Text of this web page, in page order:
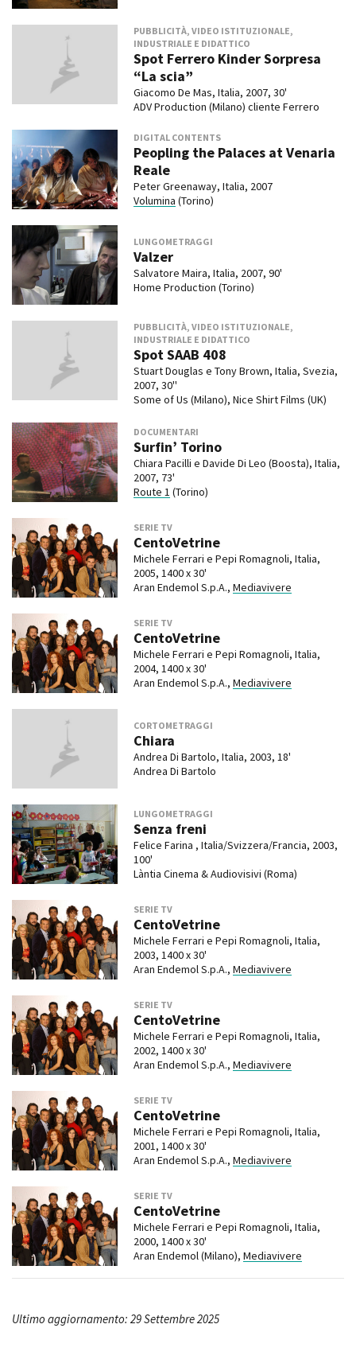
PUBBLICITÀ, VIDEO ISTITUZIONALE,
INDUSTRIALE E DIDATTICO
Spot Ferrero Kinder Sorpresa
“La scia”
Giacomo De Mas, Italia, 2007, 30'
ADV Production (Milano) cliente Ferrero
DIGITAL CONTENTS
Peopling the Palaces at Venaria
Reale
Peter Greenaway, Italia, 2007
Volumina (Torino)
LUNGOMETRAGGI
Valzer
Salvatore Maira, Italia, 2007, 90'
Home Production (Torino)
PUBBLICITÀ, VIDEO ISTITUZIONALE,
INDUSTRIALE E DIDATTICO
Spot SAAB 408
Stuart Douglas e Tony Brown, Italia, Svezia,
2007, 30''
Some of Us (Milano), Nice Shirt Films (UK)
DOCUMENTARI
Surfin’ Torino
Chiara Pacilli e Davide Di Leo (Boosta), Italia,
2007, 73'
Route 1 (Torino)
SERIE TV
CentoVetrine
Michele Ferrari e Pepi Romagnoli, Italia,
2005, 1400 x 30'
Aran Endemol S.p.A., Mediavivere
SERIE TV
CentoVetrine
Michele Ferrari e Pepi Romagnoli, Italia,
2004, 1400 x 30'
Aran Endemol S.p.A., Mediavivere
CORTOMETRAGGI
Chiara
Andrea Di Bartolo, Italia, 2003, 18'
Andrea Di Bartolo
LUNGOMETRAGGI
Senza freni
Felice Farina , Italia/Svizzera/Francia, 2003,
100'
Làntia Cinema & Audiovisivi (Roma)
SERIE TV
CentoVetrine
Michele Ferrari e Pepi Romagnoli, Italia,
2003, 1400 x 30'
Aran Endemol S.p.A., Mediavivere
SERIE TV
CentoVetrine
Michele Ferrari e Pepi Romagnoli, Italia,
2002, 1400 x 30'
Aran Endemol S.p.A., Mediavivere
SERIE TV
CentoVetrine
Michele Ferrari e Pepi Romagnoli, Italia,
2001, 1400 x 30'
Aran Endemol S.p.A., Mediavivere
SERIE TV
CentoVetrine
Michele Ferrari e Pepi Romagnoli, Italia,
2000, 1400 x 30'
Aran Endemol (Milano), Mediavivere
Ultimo aggiornamento: 29 Settembre 2025